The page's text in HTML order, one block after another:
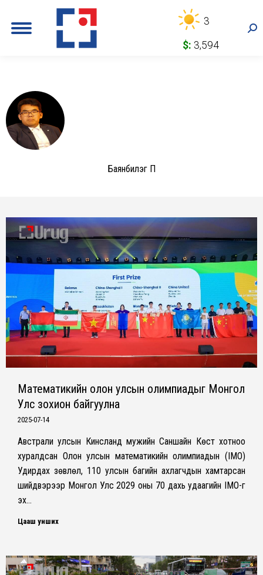
3
$: 3,594
Баянбилэг П
Математикийн олон улсын олимпиадыг Монгол
Улс зохион байгуулна
2025-07-14
Австрали улсын Күинсланд мужийн Саншайн Көүст хотноо
хуралдсан Олон улсын математикийн олимпиадын (IMO)
Удирдах зөвлөл, 110 улсын багийн ахлагчдын хамтарсан
шийдвэрээр Монгол Улс 2029 оны 70 дахь удаагийн IMO-г
эх…
Цааш унших